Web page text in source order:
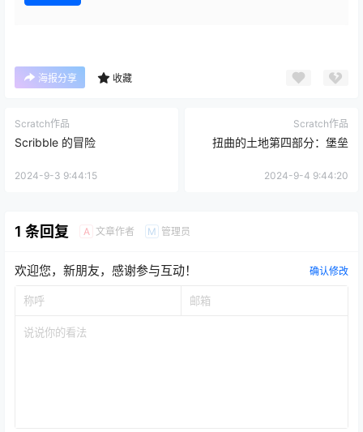
海报分享 收藏
Scratch作品
Scribble 的冒险
2024-9-3 9:44:15
Scratch作品
扭曲的土地第四部分：堡垒
2024-9-4 9:44:20
1 条回复 A 文章作者 M 管理员
欢迎您，新朋友，感谢参与互动！ 确认修改